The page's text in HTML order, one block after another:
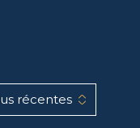
récentes